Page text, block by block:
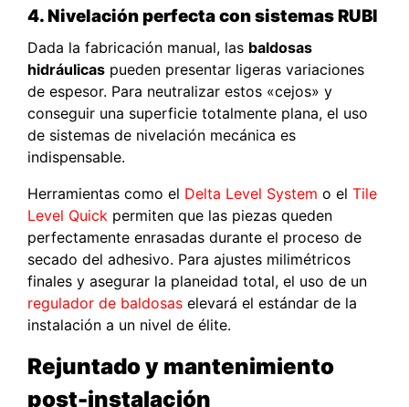
4. Nivelación perfecta con sistemas RUBI
Dada la fabricación manual, las baldosas
hidráulicas pueden presentar ligeras variaciones
de espesor. Para neutralizar estos «cejos» y
conseguir una superficie totalmente plana, el uso
de sistemas de nivelación mecánica es
indispensable.
Herramientas como el Delta Level System o el Tile
Level Quick permiten que las piezas queden
perfectamente enrasadas durante el proceso de
secado del adhesivo. Para ajustes milimétricos
finales y asegurar la planeidad total, el uso de un
regulador de baldosas elevará el estándar de la
instalación a un nivel de élite.
Rejuntado y mantenimiento
post-instalación